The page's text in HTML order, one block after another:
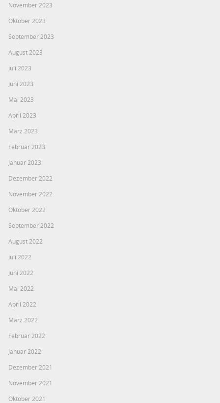
November 2023
Oktober 2023
September 2023
August 2023
Juli 2023
Juni 2023
Mai 2023
April 2023
März 2023
Februar 2023
Januar 2023
Dezember 2022
November 2022
Oktober 2022
September 2022
August 2022
Juli 2022
Juni 2022
Mai 2022
April 2022
März 2022
Februar 2022
Januar 2022
Dezember 2021
November 2021
Oktober 2021